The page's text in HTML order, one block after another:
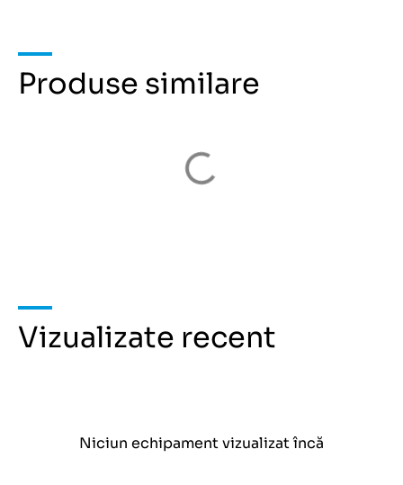
Produse similare
Vizualizate recent
Niciun echipament vizualizat încă